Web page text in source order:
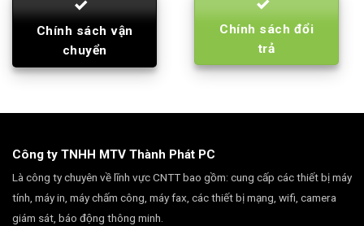
Chính sách vận
chuyển
Chính sách đổi
trả
Công ty TNHH MTV Thành Phát PC
Là công ty chuyên về lĩnh vực CNTT bao gồm: cung cấp các thiết bị máy
tính, máy in, máy chấm công, máy fax, các thiết bị mạng, wifi, camera
giám sát, báo động thông minh.